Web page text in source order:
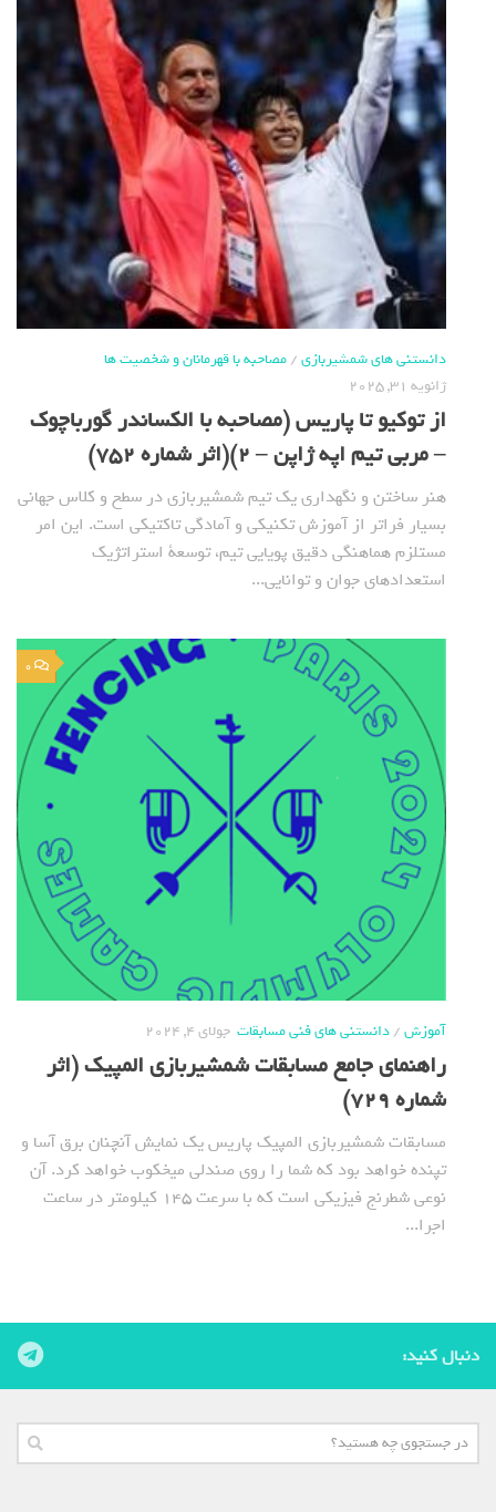
دانستنی های شمشیربازی/مصاحبه با قهرمانان و شخصیت ها
ژانویه 31, 2025
از توکیو تا پاریس (مصاحبه با الکساندر گورباچوک
– مربی تیم اپه ژاپن – 2)(اثر شماره 752)
هنر ساختن و نگهداری یک تیم شمشیربازی در سطح و کلاس جهانی
بسیار فراتر از آموزش تکنیکی و آمادگی تاکتیکی است. این امر
مستلزم هماهنگی دقیق پویایی تیم، توسعة استراتژیک
استعدادهای جوان و توانایی...
0
آموزش/دانستنی های فنی مسابقات جولای 4, 2024
راهنمای جامع مسابقات شمشیربازی المپیک (اثر
شماره 729)
مسابقات شمشیربازی المپیک پاریس یک نمایش آنچنان برق آسا و
تپنده خواهد بود که شما را روی صندلی میخکوب خواهد کرد. آن
نوعی شطرنج فیزیکی است که با سرعت 145 کیلومتر در ساعت
اجرا...
دنبال کنید: